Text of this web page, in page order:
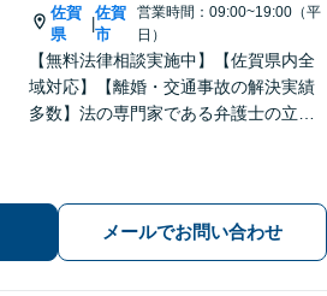
佐賀
県
|
佐賀
市
営業時間：09:00~19:00（平
日）
【無料法律相談実施中】【佐賀県内全
域対応】【離婚・交通事故の解決実績
多数】法の専門家である弁護士の立場
メールでお問い合わせ